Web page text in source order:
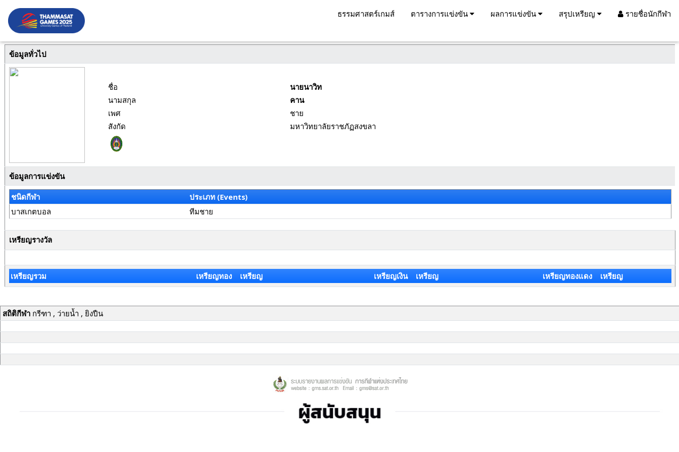
ธรรมศาสตร์เกมส์ ตารางการแข่งขัน ผลการแข่งขัน สรุปเหรียญ รายชื่อนักกีฬา
ข้อมูลทั่วไป
ชื่อ
นายนาวิท
นามสกุล
คาน
เพศ
ชาย
สังกัด
มหาวิทยาลัยราชภัฏสงขลา
ข้อมูลการแข่งขัน
ชนิดกีฬา
ประเภท (Events)
บาสเกตบอล
ทีมชาย
เหรียญรางวัล
เหรียญรวม เหรียญทอง เหรียญ เหรียญเงิน เหรียญ เหรียญทองแดง เหรียญ
สถิติกีฬากรีฑา , ว่ายน้ำ , ยิงปืน